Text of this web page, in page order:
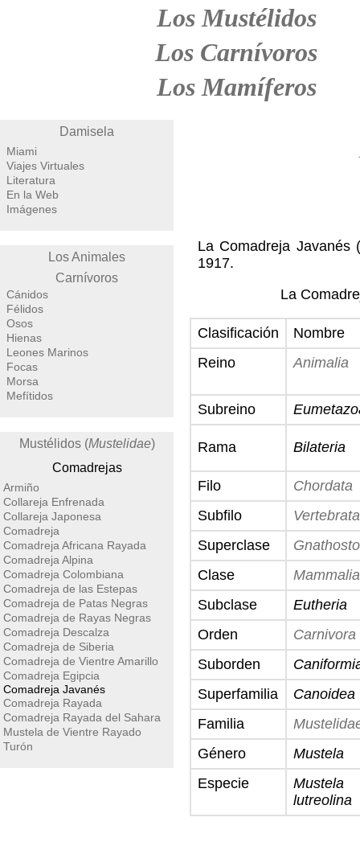
Los Mustélidos
Los Carnívoros
Los Mamíferos
Damisela
Miami
Viajes Virtuales
Literatura
En la Web
Imágenes
Los Animales
Carnívoros
Cánidos
Félidos
Osos
Hienas
Leones Marinos
Focas
Morsa
Mefítidos
Mustélidos (Mustelidae)
Comadrejas
Armiño
Collareja Enfrenada
Collareja Japonesa
Comadreja
Comadreja Africana Rayada
Comadreja Alpina
Comadreja Colombiana
Comadreja de las Estepas
Comadreja de Patas Negras
Comadreja de Rayas Negras
Comadreja Descalza
Comadreja de Siberia
Comadreja de Vientre Amarillo
Comadreja Egipcia
Comadreja Javanés
Comadreja Rayada
Comadreja Rayada del Sahara
Mustela de Vientre Rayado
Turón
La Comadreja Javanés (
1917.
La
Clasificación
Nombre
Reino
Animalia
Subreino
Rama Bilateria
Filo
Chordata
Subfilo
Vertebrata
Superclase
Clase
Mammalia
Subclase
Eutheria
Orden
Carnivora
Suborden
Superfamilia
Canoidea
Familia
Género
Mustela
Especie
Mustela
lutreolina